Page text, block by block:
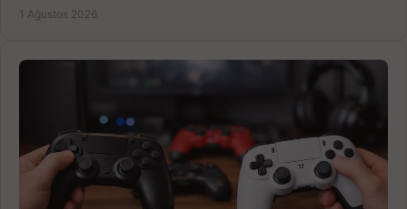
1 Ağustos 2026